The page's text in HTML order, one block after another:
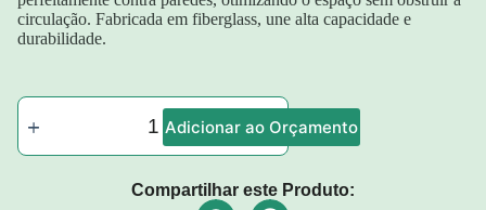
circulação. Fabricada em fiberglass, une alta capacidade e
durabilidade.
Adicionar ao Orçamento
Compartilhar este Produto: